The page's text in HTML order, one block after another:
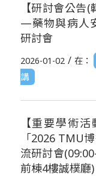
【研討會公告
—藥物與病人
研討會
2026-01-02 / 在：
講
【重要學術
「2026 TMU
流研討會
前棟4樓誠樸廳)